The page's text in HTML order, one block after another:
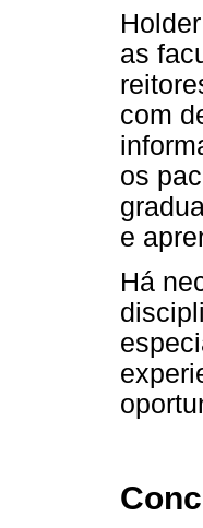
as
com
os
e
Há